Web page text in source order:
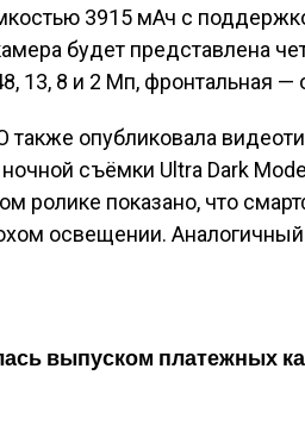
3915 мАч с
будет представлена
13, 8 и 2 Мп, фронтальная —
также опубликовала
съёмки Ultra Dark
ролике показано, что
освещении.
выпуском платежных